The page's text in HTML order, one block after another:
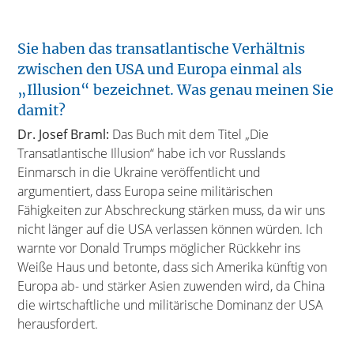
Sie haben das transatlantische Verhältnis
zwischen den USA und Europa einmal als
„Illusion“ bezeichnet. Was genau meinen Sie
damit?
Dr. Josef Braml: Das Buch mit dem Titel „Die
Transatlantische Illusion“ habe ich vor Russlands
Einmarsch in die Ukraine veröffentlicht und
argumentiert, dass Europa seine militärischen
Fähigkeiten zur Abschreckung stärken muss, da wir uns
nicht länger auf die USA verlassen können würden. Ich
warnte vor Donald Trumps möglicher Rückkehr ins
Weiße Haus und betonte, dass sich Amerika künftig von
Europa ab- und stärker Asien zuwenden wird, da China
die wirtschaftliche und militärische Dominanz der USA
herausfordert.